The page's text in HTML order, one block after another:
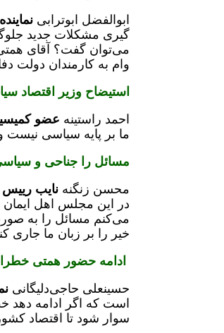
ابوالفضل ابوترابی
گیری مشکلات جدید
می‌توان گفت؟ آقای همتی
وام به کارمندان دولت
استیضاح وزیر اقتصاد
احمد راستینه عضو
ما بر پایه سیاسی
مسائل را جناحی و
محسن زنگنهنایب رییس
در این مجلس اهل
می‌کنم مسائل را به
خیر را بر زبان ما جاری
ادامه حضور همتی
حسینعلی حاجی‌دلیگانی
است که اگر ادامه دهد
سوار شود تا اقتصاد